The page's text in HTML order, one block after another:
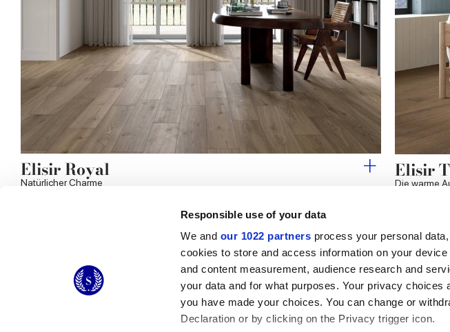
Responsible use of your data
We and our 1022 partners process your personal
cookies to store and access information on your
and content measurement, audience research and
your data and for what purposes. Your privacy
you have made your choices. You can change or
Declaration or by clicking on the Privacy trigger icon.
Elisir Royal
Natürlicher Charme
Elisir
Die warme
Ceramiche Marca Corona
Via Emilia Romagna 7, 41049 Sassuolo (MO) Italy
Mein
Arbeiten
Galerie